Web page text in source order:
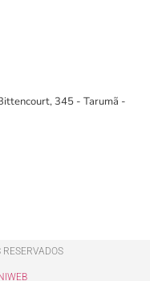
345 - Tarumã -